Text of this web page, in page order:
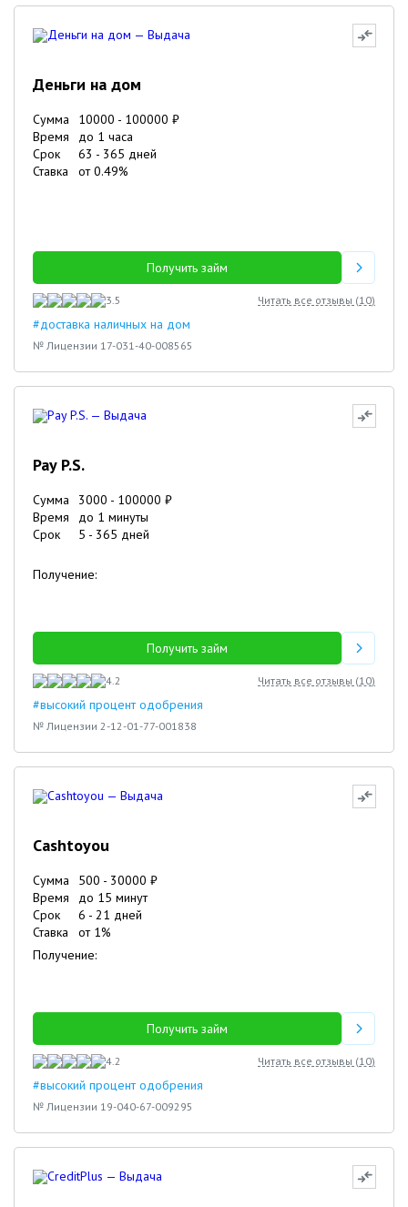
Деньги на дом
Сумма 10000 - 100000 ₽
Время
до 1 часа
Срок
63 - 365 дней
Ставка
от0.49%
Получить займ
3.5 Читать все отзывы (10)
#доставка наличных на дом
№ Лицензии 17-031-40-008565
Pay P.S.
Сумма 3000 - 100000 ₽
Время
до 1 минуты
Срок
5 - 365 дней
Получение:
Получить займ
4.2 Читать все отзывы (10)
#высокий процент одобрения
№ Лицензии 2-12-01-77-001838
Cashtoyou
Сумма 500 - 30000 ₽
Время
до 15 минут
Срок
6 - 21 дней
Ставка
от 1%
Получение:
Получить займ
4.2 Читать все отзывы (10)
#высокий процент одобрения
№ Лицензии 19-040-67-009295